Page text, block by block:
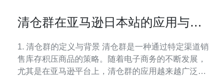
清仓群在亚马逊日本站的应用与策
1. 清仓群的定义与背景 清仓群是一种通过特定渠道销
售库存积压商品的策略。随着电子商务的不断发展，
尤其是在亚马逊平台上，清仓群的应用越来越广泛。